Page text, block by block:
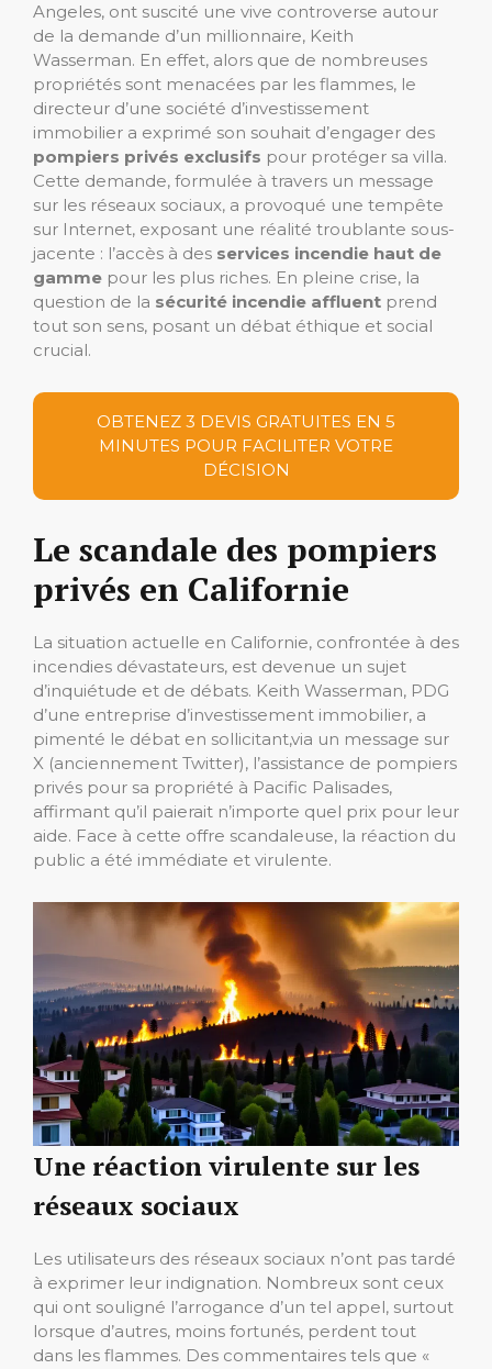
Angeles, ont suscité une vive controverse autour
de la demande d’un millionnaire, Keith
Wasserman. En effet, alors que de nombreuses
propriétés sont menacées par les flammes, le
directeur d’une société d’investissement
immobilier a exprimé son souhait d’engager des
pompiers privés exclusifs pour protéger sa villa.
Cette demande, formulée à travers un message
sur les réseaux sociaux, a provoqué une tempête
sur Internet, exposant une réalité troublante sous-
jacente : l’accès à des services incendie haut de
gamme pour les plus riches. En pleine crise, la
question de la sécurité incendie affluent prend
tout son sens, posant un débat éthique et social
crucial.
OBTENEZ 3 DEVIS GRATUITES EN 5
MINUTES POUR FACILITER VOTRE
DÉCISION
Le scandale des pompiers
privés en Californie
La situation actuelle en Californie, confrontée à des
incendies dévastateurs, est devenue un sujet
d’inquiétude et de débats. Keith Wasserman, PDG
d’une entreprise d’investissement immobilier, a
pimenté le débat en sollicitant,via un message sur
X (anciennement Twitter), l’assistance de pompiers
privés pour sa propriété à Pacific Palisades,
affirmant qu’il paierait n’importe quel prix pour leur
aide. Face à cette offre scandaleuse, la réaction du
public a été immédiate et virulente.
Une réaction virulente sur les
réseaux sociaux
Les utilisateurs des réseaux sociaux n’ont pas tardé
à exprimer leur indignation. Nombreux sont ceux
qui ont souligné l’arrogance d’un tel appel, surtout
lorsque d’autres, moins fortunés, perdent tout
dans les flammes. Des commentaires tels que «